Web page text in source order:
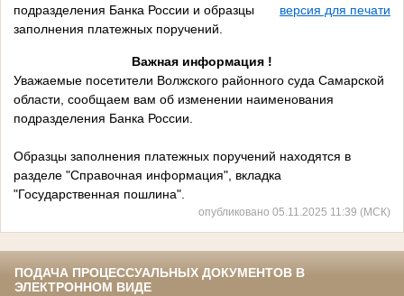
подразделения Банка России и образцы
заполнения платежных поручений.
версия для печати
Важная информация !
Уважаемые посетители Волжского районного суда Самарской
области, сообщаем вам об изменении наименования
подразделения Банка России.
Образцы заполнения платежных поручений находятся в
разделе "Справочная информация", вкладка
"Государственная пошлина".
опубликовано 05.11.2025 11:39 (МСК)
ПОДАЧА ПРОЦЕССУАЛЬНЫХ ДОКУМЕНТОВ В
ЭЛЕКТРОННОМ ВИДЕ